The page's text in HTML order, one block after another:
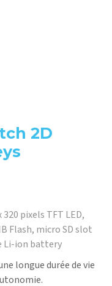
2D
320 pixels TFT LED,
Flash, micro SD slot
Li-ion battery
longue durée de vie